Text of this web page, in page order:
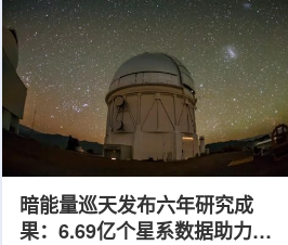
持续缩小城乡核医疗资源差距。同
时，以...
暗能量巡天发布六年研究成
果：6.69亿个星系数据助力约